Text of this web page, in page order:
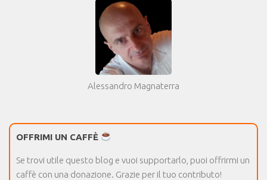
Alessandro Magnaterra
OFFRIMI UN CAFFÈ
Se trovi utile questo blog e vuoi supportarlo, puoi offrirmi un
caffè con una donazione. Grazie per il tuo contributo!